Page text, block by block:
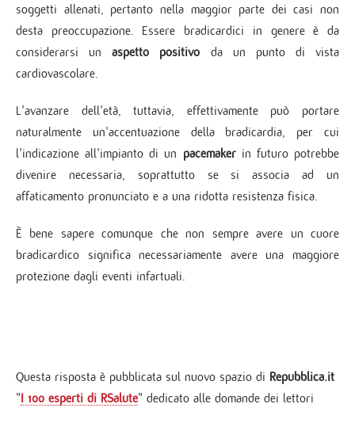
soggetti allenati, pertanto nella maggior parte dei casi non
desta preoccupazione. Essere bradicardici in genere è da
considerarsi unaspetto positivo da un punto di vista
cardiovascolare.
L'avanzare dell'età, tuttavia, effettivamente può portare
naturalmente un'accentuazione della bradicardia, per cui
l'indicazione all'impianto di un pacemakerin futuro potrebbe
divenire necessaria, soprattutto se si associa ad un
affaticamento pronunciato e a una ridotta resistenza fisica.
È bene sapere comunque che non sempre avere un cuore
bradicardico significa necessariamente avere una maggiore
protezione dagli eventi infartuali.
Questa risposta è pubblicata sul nuovo spazio di Repubblica.it
"I 100 esperti di RSalute" dedicato alle domande dei lettori